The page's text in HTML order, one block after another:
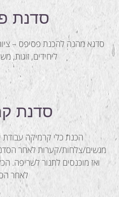
סדנת
סדנא מהנה להכנת פסיפס –
ליחידים, זוגות,
סדנת
הכנת כלי קרמיקה עבודת
מגשים/צלחות/קערות לאחר
ואז מוכנסים לתנור לשריפה.
לאחר